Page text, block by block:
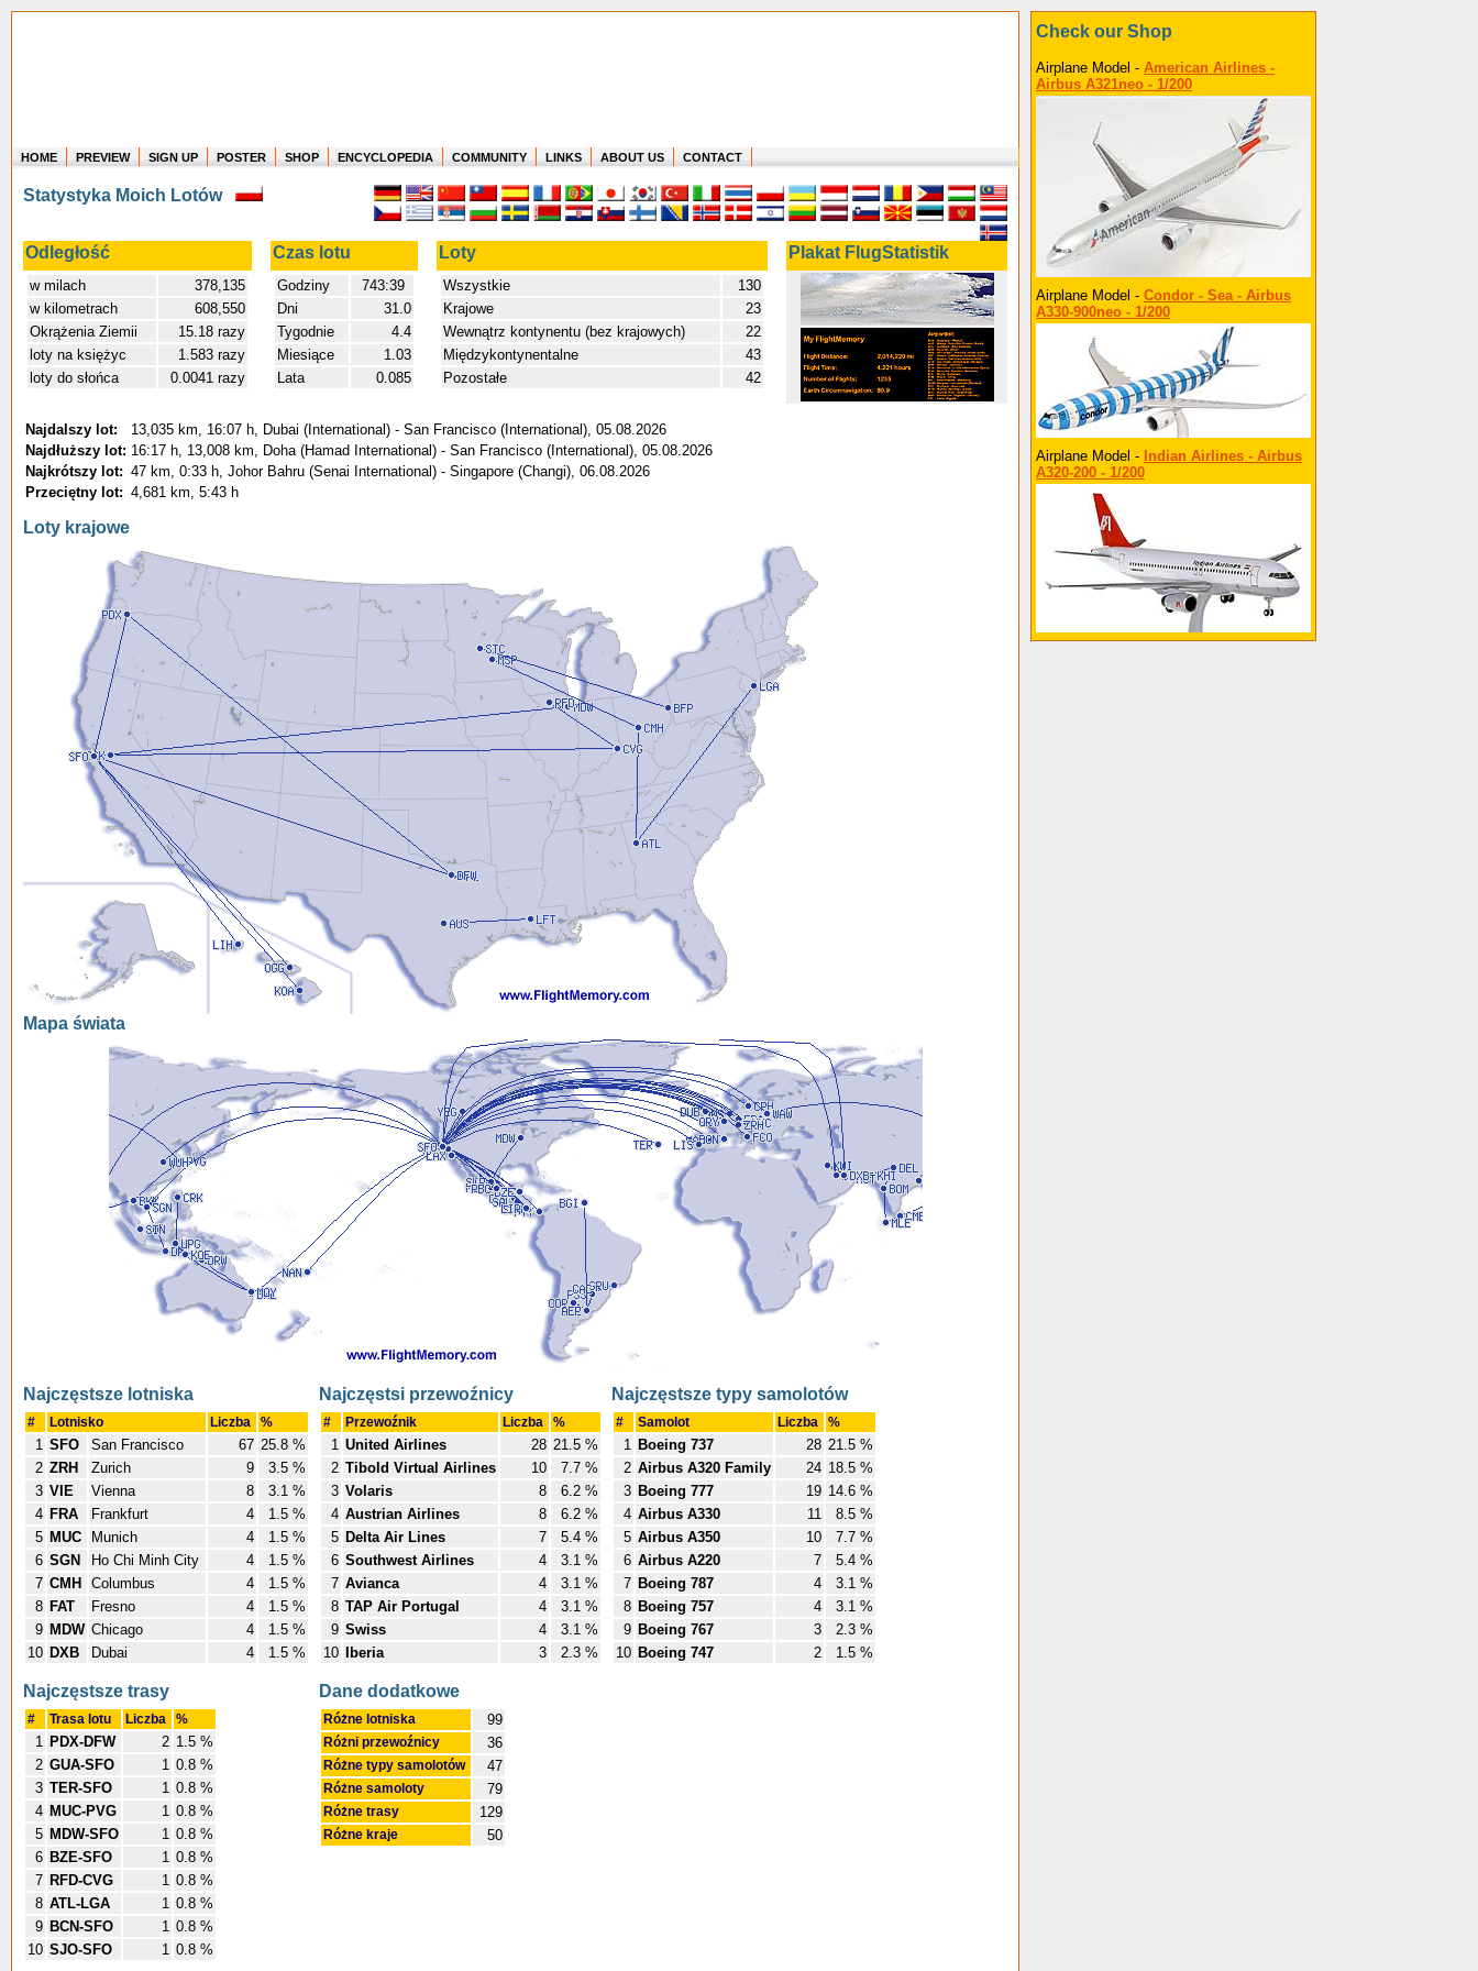
Where in the world have you flown?
How long have you been in the air?
Create your own FlightMemory and see!
HOME PREVIEW SIGN UP POSTER SHOP ENCYCLOPEDIA COMMUNITY LINKS ABOUT US CONTACT
Statystyka Moich Lotów
Odległość Czas lotu Loty Plakat FlugStatistik
w milach
378,135
w kilometrach
608,550
Okrążenia Ziemii
15.18 razy
loty na księżyc
1.583 razy
loty do słońca
0.0041 razy
Godziny
743:39
Dni
31.0
Tygodnie
4.4
Miesiące
1.03
Lata
0.085
Wszystkie
130
Krajowe
23
Wewnątrz kontynentu (bez krajowych)
22
Międzykontynentalne
43
Pozostałe
42
Najdalszy lot:
13,035 km, 16:07 h, Dubai (International) - San Francisco (International), 05.08.2026
Najdłuższy lot: 16:17 h, 13,008 km, Doha (Hamad International) - San Francisco (International), 05.08.2026
Najkrótszy lot: 47 km, 0:33 h, Johor Bahru (Senai International) - Singapore (Changi), 06.08.2026
Przeciętny lot: 4,681 km, 5:43 h
Loty krajowe
Mapa świata
Najczęstsze lotniska
# Lotnisko Liczba %
1 SFO San Francisco 67 25.8 %
2 ZRH Zurich 9
3.5 %
3 VIE Vienna 8
3.1 %
4 FRA Frankfurt 4
1.5 %
5 MUC Munich 4
1.5 %
6 SGN Ho Chi Minh City 4
1.5 %
7 CMH Columbus 4
1.5 %
8 FAT Fresno 4
1.5 %
9 MDW Chicago 4
1.5 %
10 DXB Dubai 4 1.5 %
Najczęstsi przewoźnicy
# Przewoźnik Liczba %
1 United Airlines 28 21.5 %
2 Tibold Virtual Airlines 10
7.7 %
3 Volaris 8
6.2 %
4 Austrian Airlines 8
6.2 %
5 Delta Air Lines 7
5.4 %
6 Southwest Airlines 4
3.1 %
7 Avianca 4
3.1 %
8 TAP Air Portugal 4
3.1 %
9 Swiss 4
3.1 %
10
Iberia 3 2.3 %
Najczęstsze typy samolotów
# Samolot Liczba %
1 Boeing 737 28 21.5 %
2 Airbus A320 Family 24 18.5 %
3 Boeing 777 19 14.6 %
4 Airbus A330 11
8.5 %
5 Airbus A350 10
7.7 %
6 Airbus A220 7
5.4 %
7 Boeing 787 4
3.1 %
8 Boeing 757 4
3.1 %
9 Boeing 767 3
2.3 %
10 Boeing 747 2 1.5 %
Najczęstsze trasy
# Trasa lotu Liczba %
1 PDX-DFW 2 1.5 %
2 GUA-SFO 1 0.8 %
3 TER-SFO 1 0.8 %
4 MUC-PVG 1 0.8 %
5 MDW-SFO 1 0.8 %
6 BZE-SFO 1 0.8 %
7 RFD-CVG 1 0.8 %
8 ATL-LGA 1 0.8 %
9 BCN-SFO 1 0.8 %
10 SJO-SFO 1 0.8 %
Dane dodatkowe
Różne lotniska 99
Różni przewoźnicy 36
Różne typy samolotów 47
Różne samoloty 79
Różne trasy 129
Różne kraje 50
Check our Shop
Airplane Model - American Airlines -
Airbus A321neo - 1/200
Airplane Model - Condor - Sea - Airbus
A330-900neo - 1/200
Airplane Model - Indian Airlines - Airbus
A320-200 - 1/200